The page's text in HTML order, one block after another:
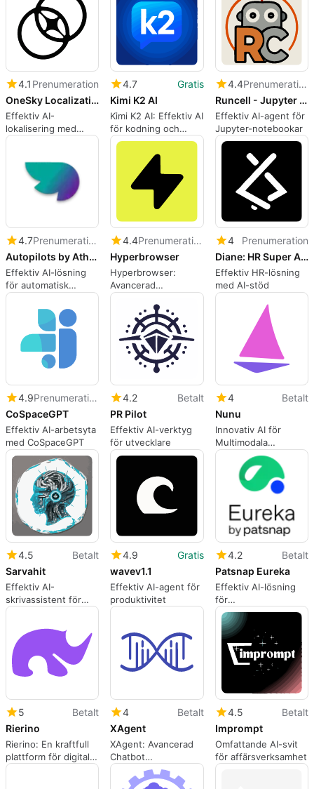
4.1 Prenumeration
OneSky Localization Agent
Effektiv AI-
lokalisering med
OneSky Localization
4.7
Gratis
Kimi K2 AI
Kimi K2 AI: Effektiv AI
för kodning och
samtal
4.4
Prenumeration
Runcell - Jupyter AI Agent
Effektiv AI-agent för
Jupyter-notebookar
4.7
Prenumeration
Autopilots by Athena AI
Effektiv AI-lösning
för automatisk
uppgiftsutförande
4.4
Prenumeration
Hyperbrowser
Hyperbrowser:
Avancerad
automatisering för
AI-applikationer
4
Prenumeration
Diane: HR Super Agent by Lyzr
Effektiv HR-lösning
med AI-stöd
4.9
Prenumeration
CoSpaceGPT
Effektiv AI-arbetsyta
med CoSpaceGPT
4.2
Betalt
PR Pilot
Effektiv AI-verktyg
för utvecklare
4
Betalt
Nunu
Innovativ AI för
Multimodala
Spelagenter
4.5
Betalt
Sarvahit
Effektiv AI-
skrivassistent för
automatisering
4.9
Gratis
wavev1.1
Effektiv AI-agent för
produktivitet
4.2
Betalt
Patsnap Eureka
Effektiv AI-lösning
för
innovationsarbete
5
Betalt
Rierino
Rierino: En kraftfull
plattform för digitala
lösningar
4
Betalt
XAgent
XAgent: Avancerad
Chatbot
Utvecklingsplattform
4.5
Betalt
Imprompt
Omfattande AI-svit
för affärsverksamhet